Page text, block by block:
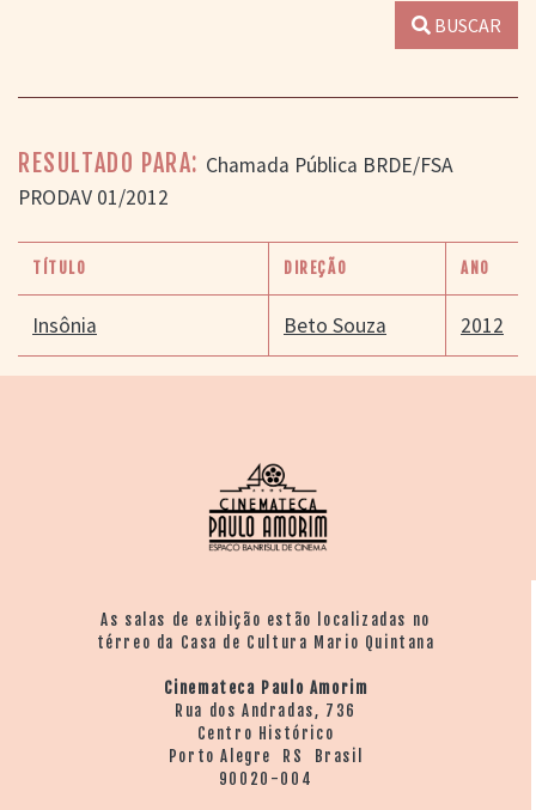
BUSCAR
RESULTADO PARA: Chamada Pública BRDE/FSA
PRODAV 01/2012
TÍTULO DIREÇÃO ANO
Insônia Beto Souza 2012
As salas de exibição estão localizadas no
térreo da Casa de Cultura Mario Quintana
Cinemateca Paulo Amorim
Rua dos Andradas, 736
Centro Histórico
Porto Alegre RS Brasil
90020-004